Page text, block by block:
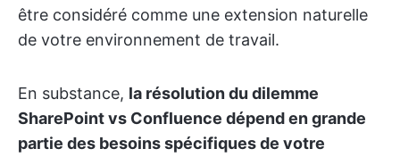
être considéré comme une extension naturelle
de votre environnement de travail.
En substance, la résolution du dilemme
SharePoint vs Confluence dépend en grande
partie des besoins spécifiques de votre